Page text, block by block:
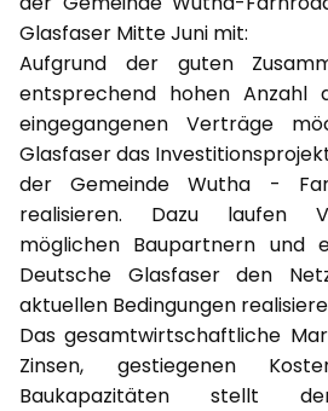
Glasfaser Mitte Juni mit:
Aufgrund der guten
entsprechend hohen Anzahl
eingegangenen Verträge
Glasfaser das
der Gemeinde Wutha -
realisieren. Dazu laufen
möglichen Baupartnern und
Deutsche Glasfaser den
aktuellen Bedingungen
Das gesamtwirtschaftliche
Zinsen, gestiegenen
Baukapazitäten stellt